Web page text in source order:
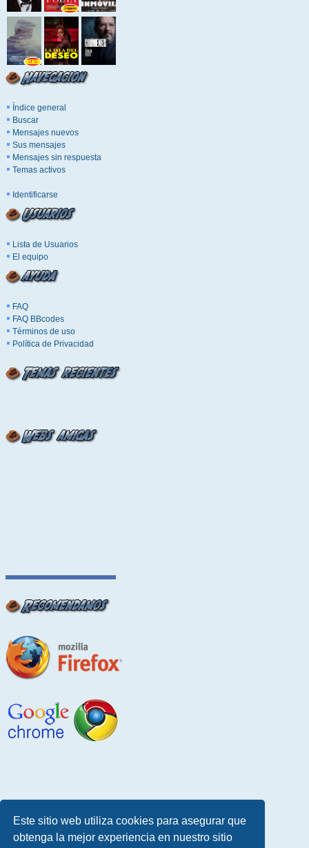
Este sitio web utiliza cookies para asegurar que
obtenga la mejor experiencia en nuestro sitio
Índice general
Buscar
Mensajes nuevos
Sus mensajes
Mensajes sin respuesta
Temas activos
Identificarse
Lista de Usuarios
El equipo
FAQ
FAQ BBcodes
Términos de uso
Política de Privacidad